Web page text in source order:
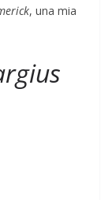
, una mia